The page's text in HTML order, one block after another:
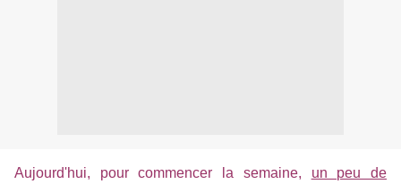
Aujourd'hui, pour commencer la semaine, un peu de